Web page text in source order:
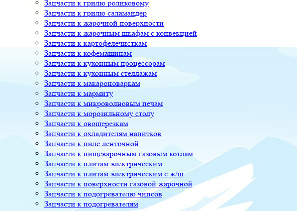
Запчасти к грилю роликовому
Запчасти к грилю саламандер
Запчасти к жарочной поверхности
Запчасти к жарочным шкафам с конвекцией
Запчасти к картофелечисткам
Запчасти к кофемашинам
Запчасти к кухонным процессорам
Запчасти к кухонным стеллажам
Запчасти к макароноваркам
Запчасти к мармиту
Запчасти к микроволновым печам
Запчасти к морозильному столу
Запчасти к овощерезкам
Запчасти к охладителям напитков
Запчасти к пиле ленточной
Запчасти к пищеварочным газовым котлам
Запчасти к плитам электрическим
Запчасти к плитам электрическим с ж/ш
Запчасти к поверхности газовой жарочной
Запчасти к подогревателю чипсов
Запчасти к подогревателям